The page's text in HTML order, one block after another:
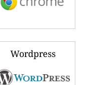
Wordpress